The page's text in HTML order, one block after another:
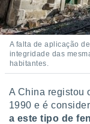
A falta de aplicação
integridade das
habitantes.
A China registou
1990 e é
a este tipo de